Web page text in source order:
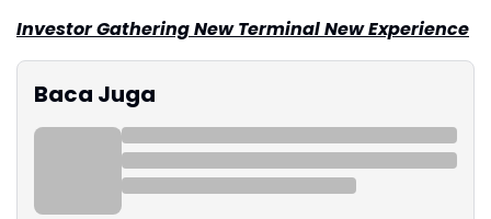
Investor Gathering New Terminal New Experience
Baca Juga